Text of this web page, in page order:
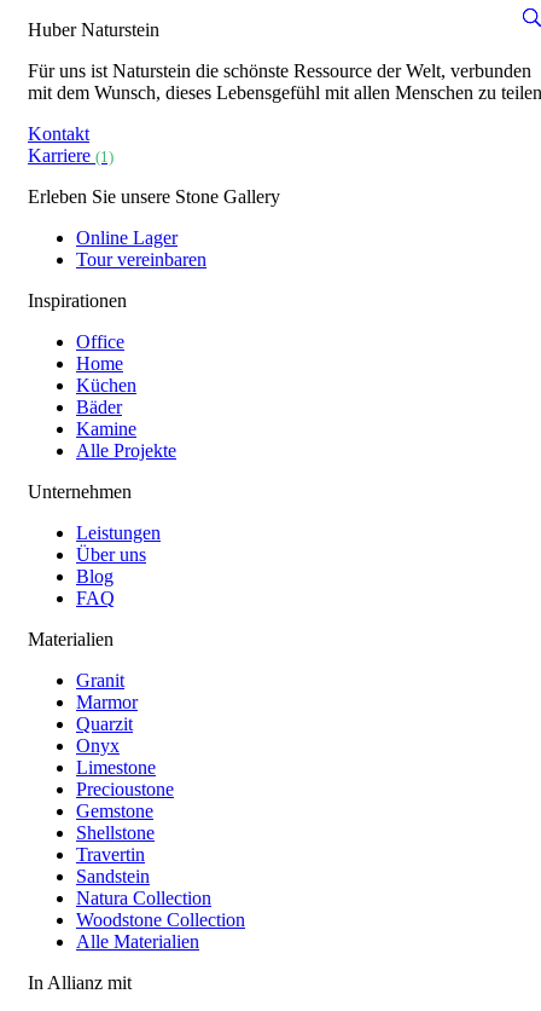
Huber Naturstein
Für uns ist Naturstein die schönste Ressource der Welt, verbunden
mit dem Wunsch, dieses Lebensgefühl mit allen Menschen zu
Kontakt
Karriere (1)
Erleben Sie unsere Stone Gallery
Online Lager
Tour vereinbaren
Inspirationen
Office
Home
Küchen
Bäder
Kamine
Alle Projekte
Unternehmen
Leistungen
Über uns
Blog
FAQ
Materialien
Granit
Marmor
Quarzit
Onyx
Limestone
Precioustone
Gemstone
Shellstone
Travertin
Sandstein
Natura Collection
Woodstone Collection
Alle Materialien
In Allianz mit